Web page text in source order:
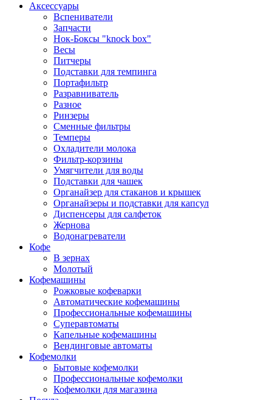
Аксессуары
Вспениватели
Запчасти
Нок-Боксы "knock box"
Весы
Питчеры
Подставки для темпинга
Портафильтр
Разравниватель
Разное
Ринзеры
Сменные фильтры
Темперы
Охладители молока
Фильтр-корзины
Умягчители для воды
Подставки для чашек
Органайзер для стаканов и крышек
Органайзеры и подставки для капсул
Диспенсеры для салфеток
Жернова
Водонагреватели
Кофе
В зернах
Молотый
Кофемашины
Рожковые кофеварки
Автоматические кофемашины
Профессиональные кофемашины
Суперавтоматы
Капельные кофемашины
Вендинговые автоматы
Кофемолки
Бытовые кофемолки
Профессиональные кофемолки
Кофемолки для магазина